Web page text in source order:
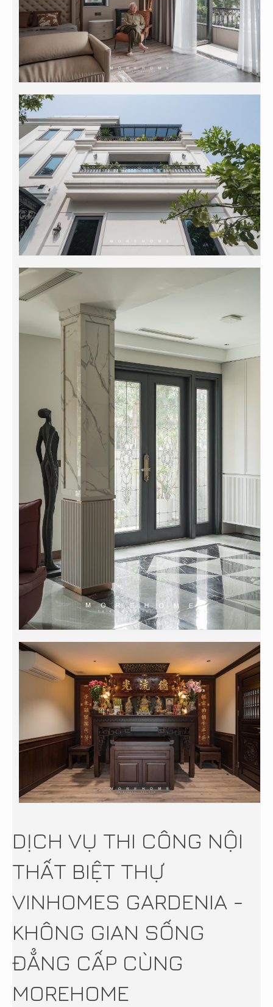
DỊCH VỤ THI CÔNG NỘI
THẤT BIỆT THỰ
VINHOMES GARDENIA -
KHÔNG GIAN SỐNG
ĐẲNG CẤP CÙNG
MOREHOME